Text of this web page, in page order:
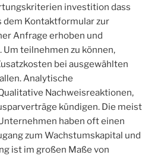
investition dass
dem Kontaktformular zur
Anfrage erhoben und
teilnehmen zu können,
bei ausgewählten
Analytische
Nachweisreaktionen,
kündigen. Die meist
haben oft einen
zum Wachstumskapital und
ist im großen Maße von